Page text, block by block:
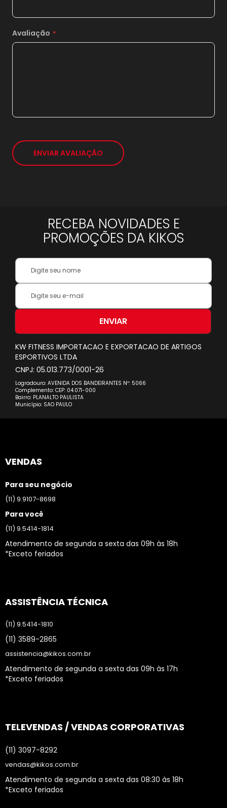
Avaliação
ENVIAR AVALIAÇÃO
RECEBA NOVIDADES E
PROMOÇÕES DA KIKOS
Your
Name:
Inscreva-
na
Newsletter:
ENVIAR
KW FITNESS IMPORTACAO E EXPORTACAO DE ARTIGOS
ESPORTIVOS LTDA
CNPJ: 05.013.773/0001-26
Logradouro: AVENIDA DOS BANDEIRANTES Nº: 5066
Complemento: CEP: 04.071-000
Bairro: PLANALTO PAULISTA
Município: SAO PAULO
VENDAS
Para seu negócio
(11) 9.9107-8698
Para você
(11) 9.5414-1814
Atendimento de segunda a sexta das 09h às 18h
*Exceto feriados
ASSISTÊNCIA TÉCNICA
(11) 9.5414-1810
(11) 3589-2865
assistencia@kikos.com.br
Atendimento de segunda a sexta das 09h às 17h
*Exceto feriados
TELEVENDAS / VENDAS CORPORATIVAS
(11) 3097-8292
vendas@kikos.com.br
Atendimento de segunda a sexta das 08:30 às 18h
*Exceto feriados